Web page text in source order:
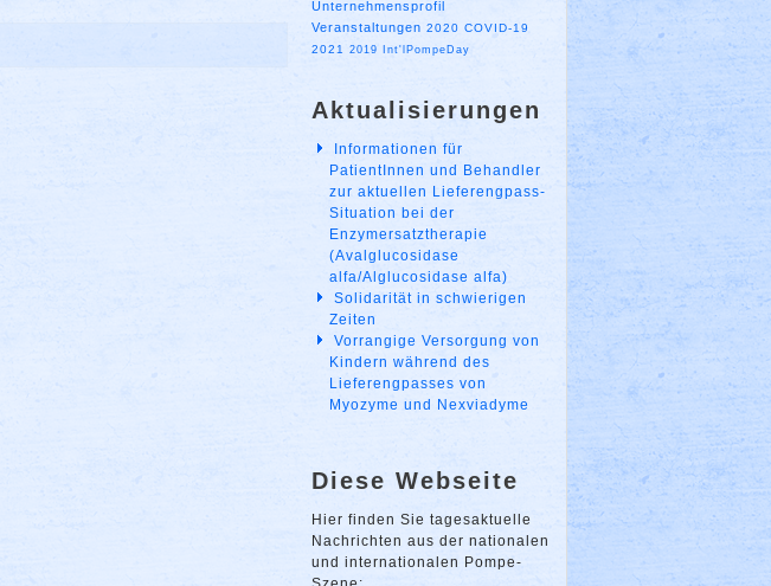
Unternehmensprofil
Veranstaltungen 2020 COVID-19
2021
2019 Int'lPompeDay
Aktualisierungen
Informationen für
PatientInnen und Behandler
zur aktuellen Lieferengpass-
Situation bei der
Enzymersatztherapie
(Avalglucosidase
alfa/Alglucosidase alfa)
Solidarität in schwierigen
Zeiten
Vorrangige Versorgung von
Kindern während des
Lieferengpasses von
Myozyme und Nexviadyme
Diese Webseite
Hier finden Sie tagesaktuelle
Nachrichten aus der nationalen
und internationalen Pompe-